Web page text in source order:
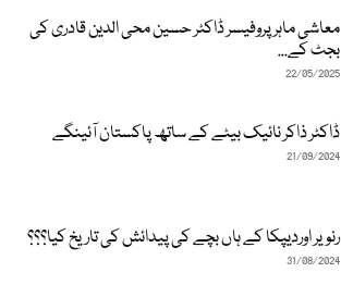
معاشی ماہر پروفیسر ڈاکٹر حسین محی الدین قادری کی
بجٹ کے...
22/05/2025
ڈاکٹر ذاکر نائیک بیٹے کے ساتھ پاکستان آئینگے
21/09/2024
رنویر اوردیپکا کے ہاں بچے کی پیدائش کی تاریخ کیا؟؟؟
31/08/2024